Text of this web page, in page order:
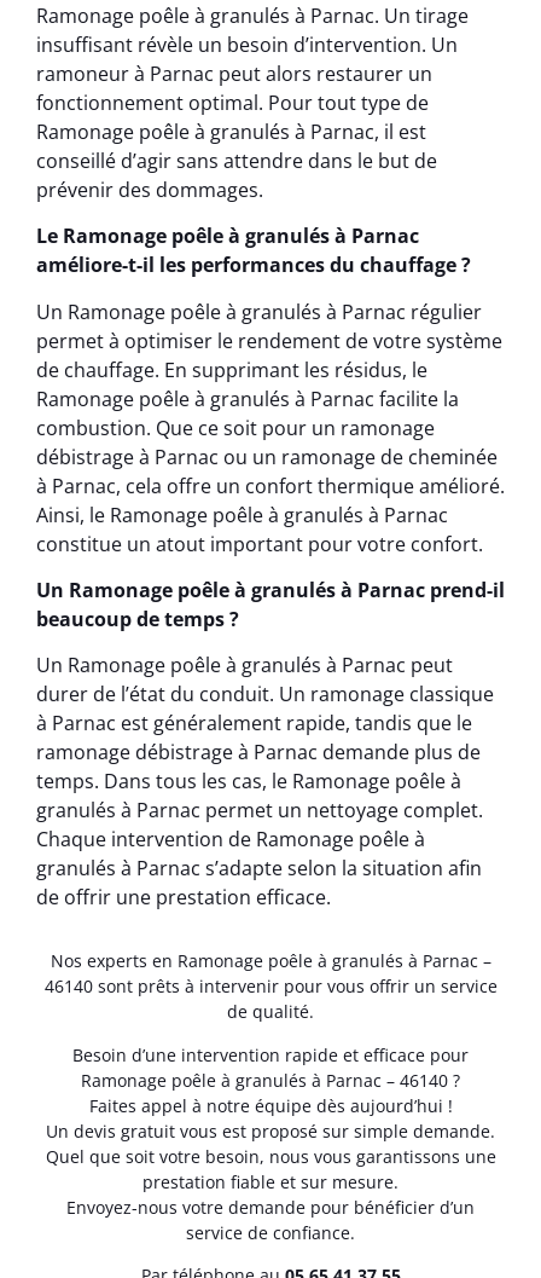
Ramonage poêle à granulés à Parnac. Un tirage
insuffisant révèle un besoin d’intervention. Un
ramoneur à Parnac peut alors restaurer un
fonctionnement optimal. Pour tout type de
Ramonage poêle à granulés à Parnac, il est
conseillé d’agir sans attendre dans le but de
prévenir des dommages.
Le Ramonage poêle à granulés à Parnac
améliore-t-il les performances du chauffage ?
Un Ramonage poêle à granulés à Parnac régulier
permet à optimiser le rendement de votre système
de chauffage. En supprimant les résidus, le
Ramonage poêle à granulés à Parnac facilite la
combustion. Que ce soit pour un ramonage
débistrage à Parnac ou un ramonage de cheminée
à Parnac, cela offre un confort thermique amélioré.
Ainsi, le Ramonage poêle à granulés à Parnac
constitue un atout important pour votre confort.
Un Ramonage poêle à granulés à Parnac prend-il
beaucoup de temps ?
Un Ramonage poêle à granulés à Parnac peut
durer de l’état du conduit. Un ramonage classique
à Parnac est généralement rapide, tandis que le
ramonage débistrage à Parnac demande plus de
temps. Dans tous les cas, le Ramonage poêle à
granulés à Parnac permet un nettoyage complet.
Chaque intervention de Ramonage poêle à
granulés à Parnac s’adapte selon la situation afin
de offrir une prestation efficace.
Nos experts en Ramonage poêle à granulés à Parnac –
46140 sont prêts à intervenir pour vous offrir un service
de qualité.
Besoin d’une intervention rapide et efficace pour
Ramonage poêle à granulés à Parnac – 46140 ?
Faites appel à notre équipe dès aujourd’hui !
Un devis gratuit vous est proposé sur simple demande.
Quel que soit votre besoin, nous vous garantissons une
prestation fiable et sur mesure.
Envoyez-nous votre demande pour bénéficier d’un
service de confiance.